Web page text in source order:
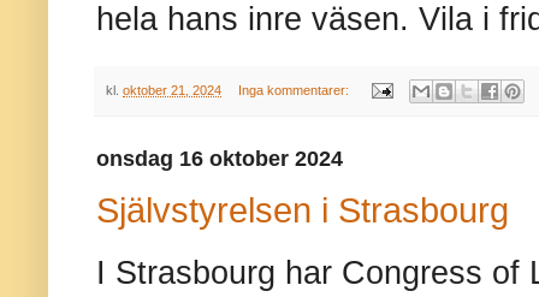
hela hans inre väsen. Vila i
kl. oktober 21, 2024 Inga kommentarer:
onsdag 16 oktober 2024
Självstyrelsen i Strasbourg
I Strasbourg har Congress of